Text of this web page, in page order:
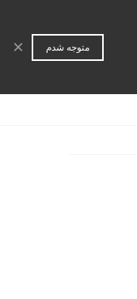
متوجه شدم ×